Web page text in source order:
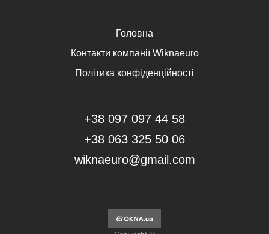
Головна
Контакти компанії Wiknaeuro
Політика конфіденційності
+38 097 097 44 58
+38 063 325 50 06
wiknaeuro@gmail.com